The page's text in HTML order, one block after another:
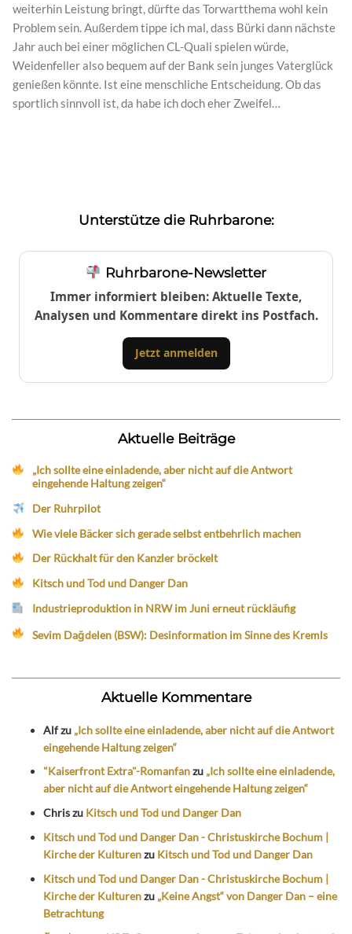
weiterhin Leistung bringt, dürfte das Torwartthema wohl kein
Problem sein. Außerdem tippe ich mal, dass Bürki dann nächste
Jahr auch bei einer möglichen CL-Quali spielen würde,
Weidenfeller also bequem auf der Bank sein junges Vaterglück
genießen könnte. Ist eine menschliche Entscheidung. Ob das
sportlich sinnvoll ist, da habe ich doch eher Zweifel…
Unterstütze die Ruhrbarone:
Ruhrbarone-Newsletter
Immer informiert bleiben: Aktuelle Texte,
Analysen und Kommentare direkt ins Postfach.
Jetzt anmelden
Aktuelle Beiträge
„Ich sollte eine einladende, aber nicht auf die Antwort
eingehende Haltung zeigen“
Der Ruhrpilot
Wie viele Bäcker sich gerade selbst entbehrlich machen
Der Rückhalt für den Kanzler bröckelt
Kitsch und Tod und Danger Dan
Industrieproduktion in NRW im Juni erneut rückläufig
Sevim Dağdelen (BSW): Desinformation im Sinne des Kremls
Aktuelle Kommentare
Alfzu „Ich sollte eine einladende, aber nicht auf die Antwort
eingehende Haltung zeigen“
"Kaiserfront Extra"-Romanfanzu „Ich sollte eine einladende,
aber nicht auf die Antwort eingehende Haltung zeigen“
Chriszu Kitsch und Tod und Danger Dan
Kitsch und Tod und Danger Dan - Christuskirche Bochum |
Kirche der Kulturenzu Kitsch und Tod und Danger Dan
Kitsch und Tod und Danger Dan - Christuskirche Bochum |
Kirche der Kulturenzu „Keine Angst“ von Danger Dan – eine
Betrachtung